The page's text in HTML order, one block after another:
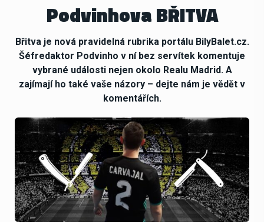
Podvinhova BŘITVA
Břitva je nová pravidelná rubrika portálu BilyBalet.cz.
Šéfredaktor Podvinho v ní bez servítek komentuje
vybrané události nejen okolo Realu Madrid. A
zajímají ho také vaše názory – dejte nám je vědět v
komentářích.